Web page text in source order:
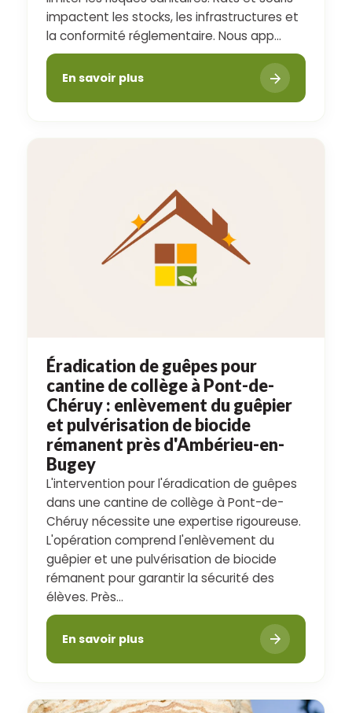
impactent les stocks, les infrastructures et
la conformité réglementaire. Nous app...
En savoir plus
Éradication de guêpes pour
cantine de collège à Pont-de-
Chéruy : enlèvement du guêpier
et pulvérisation de biocide
rémanent près d'Ambérieu-en-
Bugey
L'intervention pour l'éradication de guêpes
dans une cantine de collège à Pont-de-
Chéruy nécessite une expertise rigoureuse.
L'opération comprend l'enlèvement du
guêpier et une pulvérisation de biocide
rémanent pour garantir la sécurité des
élèves. Près...
En savoir plus